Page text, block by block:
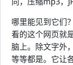
哪里能见到它们
看的这个网页就
脑上。除文字外
等等都是。它让